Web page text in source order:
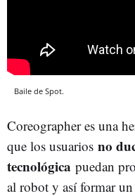
Baile de Spot.
Coreographer es una
que los usuarios no
tecnológica puedan
al robot y así formar